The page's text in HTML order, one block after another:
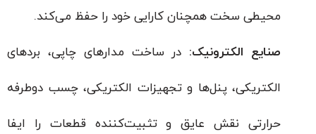
محیطی سخت همچنان کارایی خود را حفظ می‌کند.
صنایع الکترونیک:در ساخت مدارهای چاپی، بردهای
الکتریکی، پنل‌ها و تجهیزات الکتریکی، چسب دوطرفه
حرارتی نقش عایق و تثبیت‌کننده قطعات را ایفا